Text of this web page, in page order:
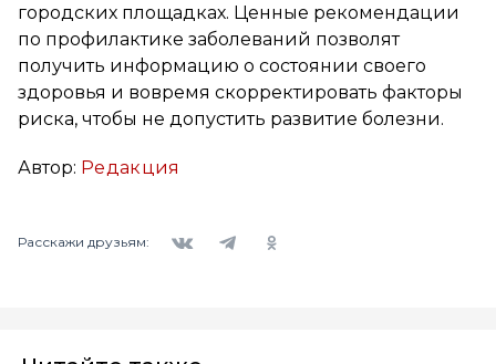
городских площадках. Ценные рекомендации
по профилактике заболеваний позволят
получить информацию о состоянии своего
здоровья и вовремя скорректировать факторы
риска, чтобы не допустить развитие болезни.
Автор: Редакция
Расскажи друзьям: